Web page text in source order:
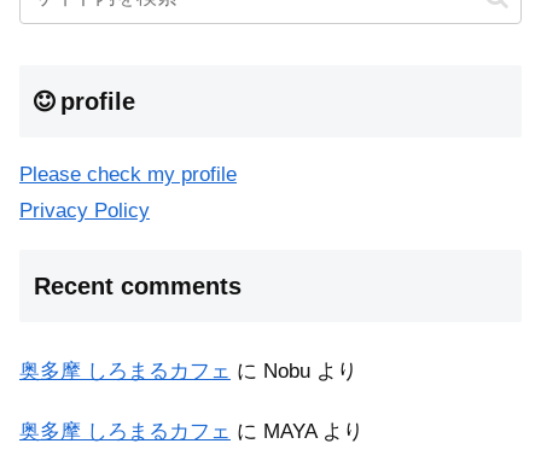
profile
Please check my profile
Privacy Policy
Recent comments
奥多摩 しろまるカフェ に Nobu より
奥多摩 しろまるカフェ に MAYAより